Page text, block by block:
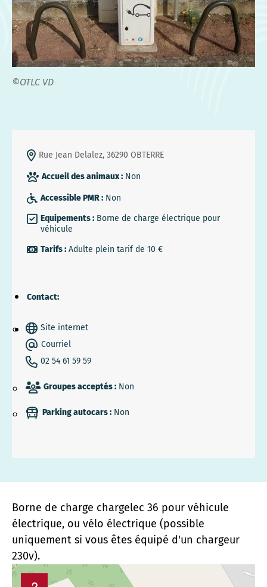
©OTLC VD
Rue Jean Delalez, 36290 OBTERRE
Accueil des animaux : Non
Accessible PMR : Non
Equipements : Borne de charge électrique pour
véhicule
Tarifs : Adulte plein tarif de 10 €
Contact:
Site internet
Courriel
02 54 61 59 59
Groupes acceptés :Non
Parking autocars :Non
Borne de charge chargelec 36 pour véhicule
électrique, ou vélo électrique (possible
uniquement si vous êtes équipé d'un chargeur
230v).